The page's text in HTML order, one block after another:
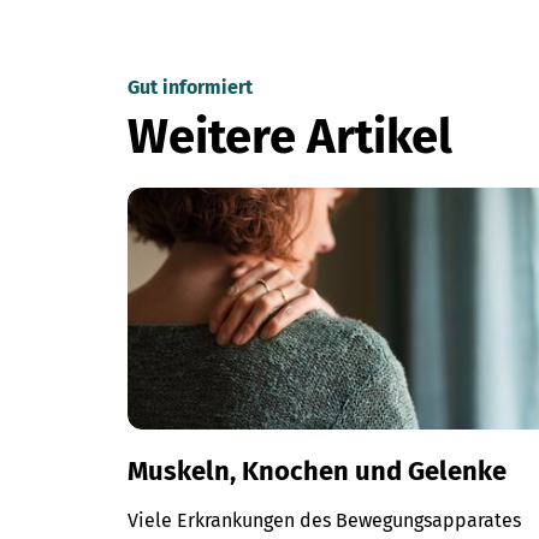
Gut informiert
Weitere Artikel
Muskeln, Knochen und Gelenke
Viele Erkrankungen des Bewegungsapparates